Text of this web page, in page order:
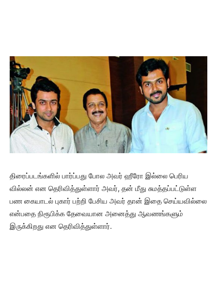
திரைப்படங்களில் பார்ப்பது போல அவர் ஹீரோ இல்லை பெரிய
வில்லன் என தெரிவித்துள்ளார் அவர், தன் மீது சுமத்தப்பட்டுள்ள
பண கையாடல் புகார் பற்றி பேசிய அவர் தான் இதை செய்யவில்லை
என்பதை நிரூபிக்க தேவையான அனைத்து ஆவணங்களும்
இருக்கிறது என தெரிவித்துள்ளார்.